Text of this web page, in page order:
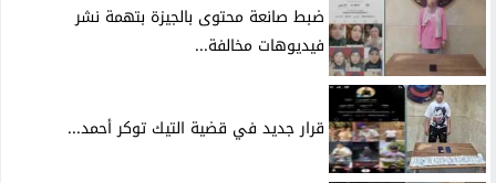
ضبط صانعة محتوى بالجيزة بتهمة نشر
فيديوهات مخالفة...
قرار جديد في قضية التيك توكر أحمد...